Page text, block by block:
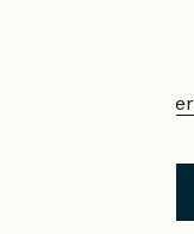
Der nationale